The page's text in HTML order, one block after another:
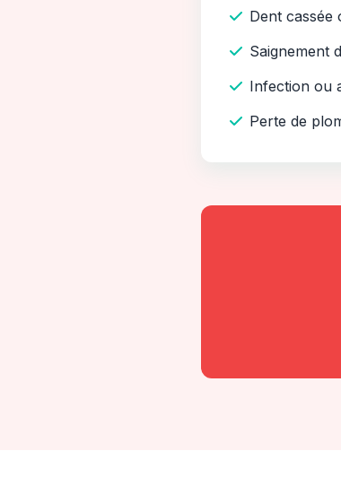
Dent cassée
Saignement
Infection ou
Perte de